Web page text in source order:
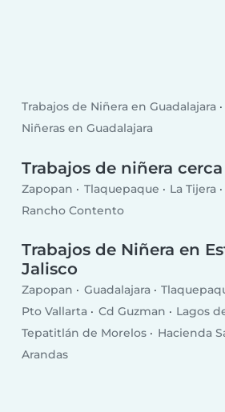
Trabajos de Niñera en Guadalajara
Niñeras en Guadalajara
Trabajos de niñera cerca
Zapopan Tlaquepaque La Tijera
Rancho Contento
Trabajos de Niñera en
Jalisco
Zapopan Guadalajara
Pto Vallarta
Cd Guzman
Lagos
Tepatitlán de Morelos
Hacienda
Arandas